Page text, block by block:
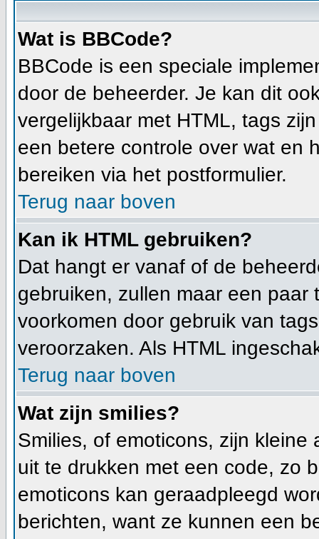
Wat is BBCode?
BBCode is een speciale
door de beheerder. Je kan dit
vergelijkbaar met HTML, tags
een betere controle over wat en
bereiken via het postformulier.
Terug naar boven
Kan ik HTML gebruiken?
Dat hangt er vanaf of de
gebruiken, zullen maar een
voorkomen door gebruik van
veroorzaken. Als HTML
Terug naar boven
Wat zijn smilies?
Smilies, of emoticons, zijn
uit te drukken met een code, zo
emoticons kan geraadpleegd
berichten, want ze kunnen een